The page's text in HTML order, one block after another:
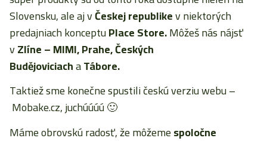
Slovensku, ale aj vČeskej republikev niektorých
predajniach konceptuPlace Store.Môžeš nás nájsť
vZlíne – MIMI, Prahe, Českých
BudějoviciachaTábore.
Taktiež sme konečne spustili českú verziu webu –
Mobake.cz, juchúúúú 🙂
Máme obrovskú radosť, že môžemespoločne